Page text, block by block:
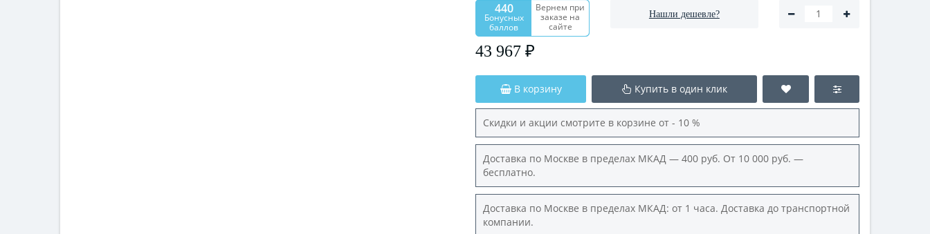
440
Бонусных
баллов
Вернем при
заказе на
сайте
43 967 ₽
Нашли дешевле?
В корзину Купить в один клик
Скидки и акции смотрите в корзине от - 10 %
Доставка по Москве в пределах МКАД — 400 руб. От 10 000 руб. —
бесплатно.
Доставка по Москве в пределах МКАД: от 1 часа. Доставка до транспортной
компании.